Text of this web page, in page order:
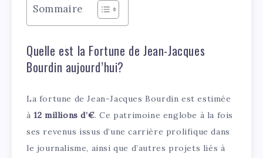
Sommaire
Quelle est la Fortune de Jean-Jacques
Bourdin aujourd’hui?
La fortune de Jean-Jacques Bourdin est estimée
à12 millions d’€. Ce patrimoine englobe à la fois
ses revenus issus d’une carrière prolifique dans
le journalisme, ainsi que d’autres projets liés à